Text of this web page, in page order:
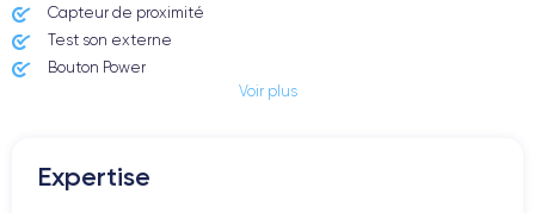
IPS LCD 6.1 pouces
Capteur de proximité
Test son externe
Bouton Power
Haut parleur
Voir plus
Expertise